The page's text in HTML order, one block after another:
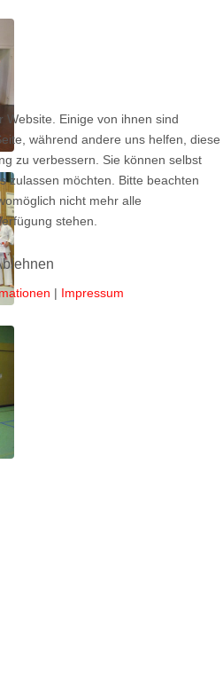
Einige von ihnen sind
während andere uns helfen, diese
zu verbessern. Sie können selbst
zulassen möchten. Bitte beachten
nicht mehr alle
stehen.
| Impressum